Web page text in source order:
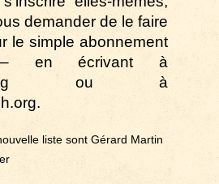
demander de le faire
le simple abonnement
en écrivant à
ou à
liste sont Gérard Martin